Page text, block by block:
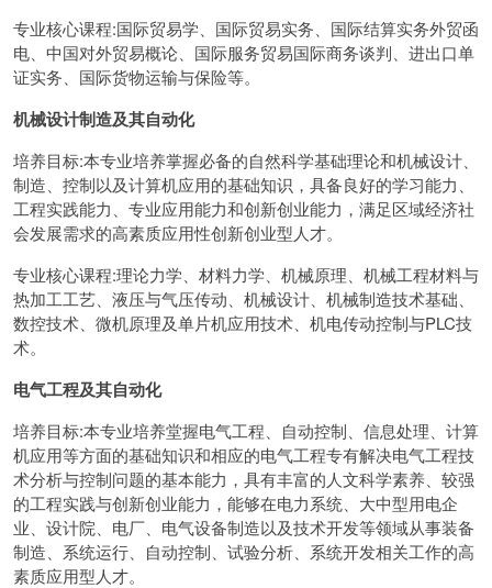
专业核心课程:国际贸易学、国际贸易实务、国际结算实务外贸函
电、中国对外贸易概论、国际服务贸易国际商务谈判、进出口单
证实务、国际货物运输与保险等。
机械设计制造及其自动化
培养目标:本专业培养掌握必备的自然科学基础理论和机械设计、
制造、控制以及计算机应用的基础知识，具备良好的学习能力、
工程实践能力、专业应用能力和创新创业能力，满足区域经济社
会发展需求的高素质应用性创新创业型人才。
专业核心课程:理论力学、材料力学、机械原理、机械工程材料与
热加工工艺、液压与气压传动、机械设计、机械制造技术基础、
数控技术、微机原理及单片机应用技术、机电传动控制与PLC技
术。
电气工程及其自动化
培养目标:本专业培养堂握电气工程、自动控制、信息处理、计算
机应用等方面的基础知识和相应的电气工程专有解决电气工程技
术分析与控制问题的基本能力，具有丰富的人文科学素养、较强
的工程实践与创新创业能力，能够在电力系统、大中型用电企
业、设计院、电厂、电气设备制造以及技术开发等领域从事装备
制造、系统运行、自动控制、试验分析、系统开发相关工作的高
素质应用型人才。